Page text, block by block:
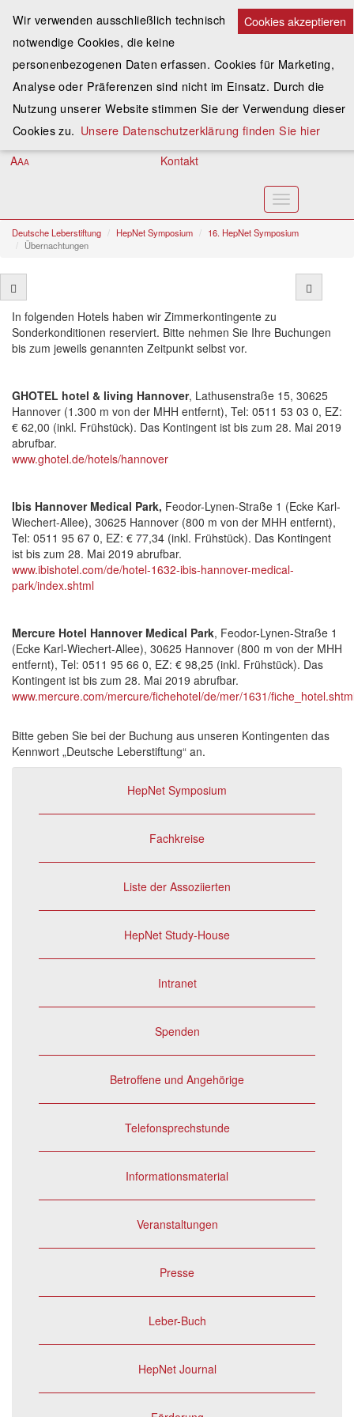
Spenden
Assoziieren
Anmelden
AAA Kontakt
Toggle
navigation
Deutsche Leberstiftung HepNet Symposium
16. HepNet Symposium
Übernachtungen
In folgenden Hotels haben wir Zimmerkontingente zu
Sonderkonditionen reserviert. Bitte nehmen Sie Ihre Buchungen
bis zum jeweils genannten Zeitpunkt selbst vor.
GHOTEL hotel & living Hannover, Lathusenstraße 15, 30625
Hannover (1.300 m von der MHH entfernt), Tel: 0511 53 03 0, EZ:
€ 62,00 (inkl. Frühstück). Das Kontingent ist bis zum 28. Mai 2019
abrufbar.
www.ghotel.de/hotels/hannover
Ibis Hannover Medical Park, Feodor-Lynen-Straße 1 (Ecke Karl-
Wiechert-Allee), 30625 Hannover (800 m von der MHH entfernt),
Tel: 0511 95 67 0, EZ: € 77,34 (inkl. Frühstück). Das Kontingent
ist bis zum 28. Mai 2019 abrufbar.
www.ibishotel.com/de/hotel-1632-ibis-hannover-medical-
park/index.shtml
Mercure Hotel Hannover Medical Park, Feodor-Lynen-Straße 1
(Ecke Karl-Wiechert-Allee), 30625 Hannover (800 m von der MHH
entfernt), Tel: 0511 95 66 0, EZ: € 98,25 (inkl. Frühstück). Das
Kontingent ist bis zum 28. Mai 2019 abrufbar.
www.mercure.com/mercure/fichehotel/de/mer/1631/
Bitte geben Sie bei der Buchung aus unseren Kontingenten das
Kennwort „Deutsche Leberstiftung“ an.
HepNet Symposium
Fachkreise
Liste der Assoziierten
HepNet Study-House
Intranet
Spenden
Betroffene und Angehörige
Telefonsprechstunde
Informationsmaterial
Veranstaltungen
Presse
Leber-Buch
HepNet Journal
Cookies akzeptieren
Wir verwenden ausschließlich technisch
notwendige Cookies, die keine
personenbezogenen Daten erfassen. Cookies für Marketing,
Analyse oder Präferenzen sind nicht im Einsatz. Durch die
Nutzung unserer Website stimmen Sie der Verwendung dieser
Cookies zu. Unsere Datenschutzerklärung finden Sie hier